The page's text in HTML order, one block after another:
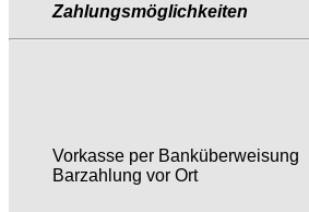
Zahlungsmöglichkeiten
Vorkasse per Banküberweisung
Barzahlung vor Ort